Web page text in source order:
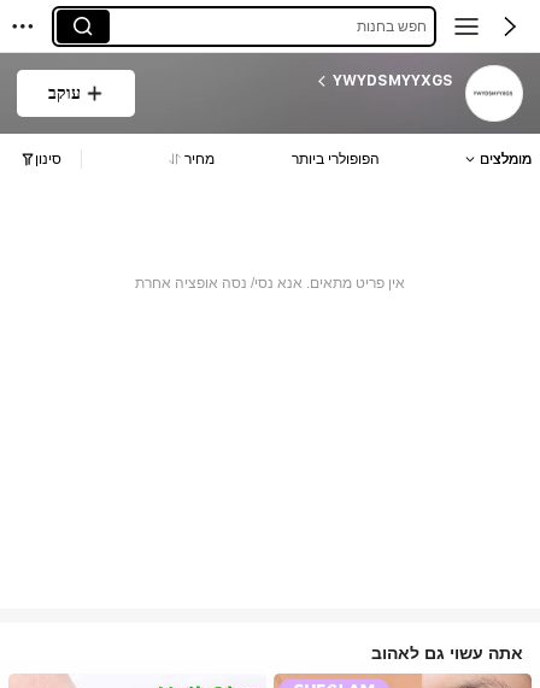
חפש בחנות
YWYDSMYYXGS
עוקב
מומלצים הפופולרי ביותר מחיר סינון
אין פריט מתאים. אנא נסי/ נסה אופציה אחרת
אתה עשוי גם לאהוב